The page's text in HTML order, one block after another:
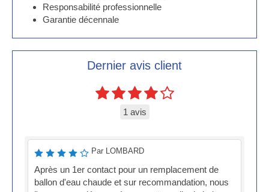
Responsabilité professionnelle
Garantie décennale
Dernier avis client
1 avis
Par LOMBARD
Après un 1er contact pour un remplacement de
ballon d'eau chaude et sur recommandation, nous